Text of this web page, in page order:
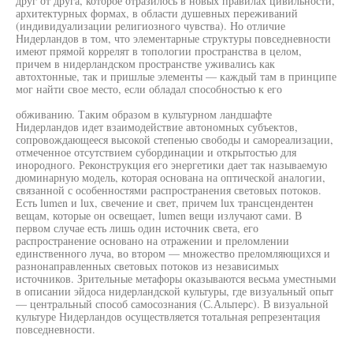
архитектурных формах, в области душевных переживаний
(индивидуализации религиозного чувства). Но отличие
Нидерландов в том, что элементарные структуры повседневности
имеют прямой коррелят в топологии пространства в целом,
причем в нидерландском пространстве уживались как
автохтонные, так и пришлые элементы — каждый там в принципе
мог найти свое место, если обладал способностью к его
обживанию. Таким образом в культурном ландшафте
Нидерландов идет взаимодействие автономных субъектов,
сопровождающееся высокой степенью свободы и самореализации,
отмеченное отсутствием субординации и открытостью для
инородного. Реконструкция его энергетики дает так называемую
дюминарную модель, которая основана на оптической аналогии,
связанной с особенностями распространения световых потоков.
Есть lumen и lux, свечение и свет, причем lux трансцендентен
вещам, которые он освещает, lumen вещи излучают сами. В
первом случае есть лишь один источник света, его
распространение основано на отражении и преломлении
единственного луча, во втором — множество преломляющихся и
разнонаправленных световых потоков из независимых
источников. Зрительные метафоры оказываются весьма уместными
в описании эйдоса нидерландской культуры, где визуальный опыт
— центральный способ самосознания (С.Альперс). В визуальной
культуре Нидерландов осуществляется тотальная репрезентация
повседневности.